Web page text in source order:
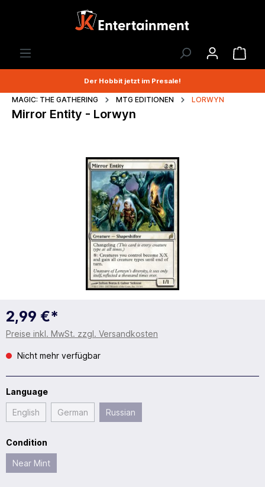
Der Hobbit jetzt im Presale!
MAGIC: THE GATHERING MTG EDITIONEN LORWYN
Mirror Entity - Lorwyn
2,99 €*
Preise inkl. MwSt. zzgl. Versandkosten
Nicht mehr verfügbar
Language
English German Russian
Condition
Near Mint